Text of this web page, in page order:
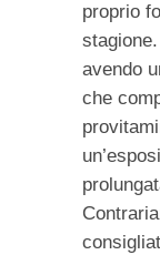
proprio
avendo
che